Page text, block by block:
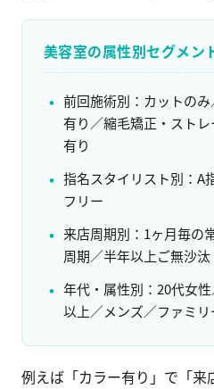
美容室の属性別セグメン
前回施術別：カットの
有り／縮毛矯正・スト
有り
指名スタイリスト別：A
フリー
来店周期別：1ヶ月毎の
周期／半年以上ご無沙汰
年代・属性別：20代女
以上／メンズ／ファミリ
例えば「カラー有り」で「来